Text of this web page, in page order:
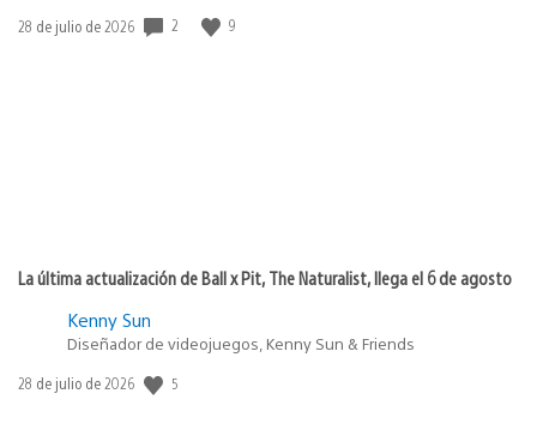
Fecha
28 de julio de 2026 2 9
La última actualización de Ball x Pit, The Naturalist, llega el 6 de agosto
Kenny Sun
Diseñador de videojuegos, Kenny Sun & Friends
Fecha
28 de julio de 2026 5